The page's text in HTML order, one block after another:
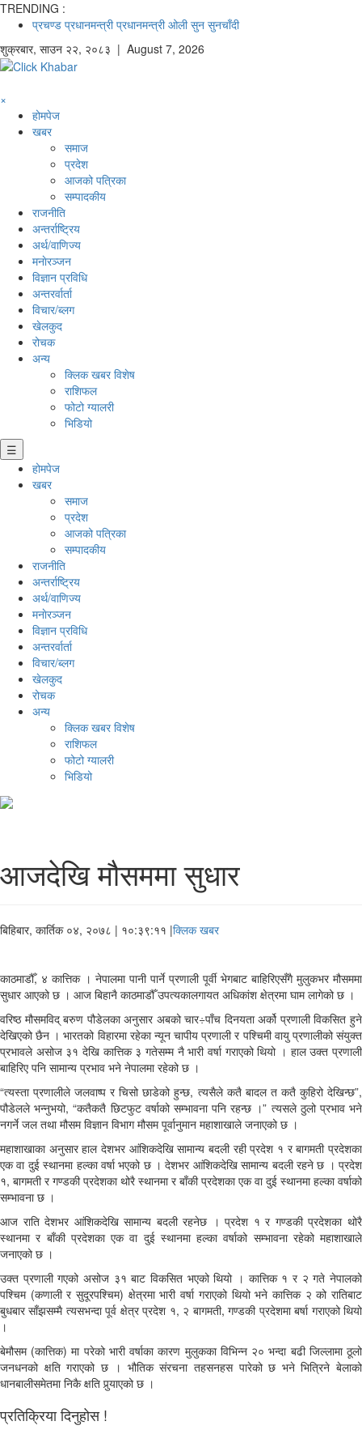
TRENDING :
प्रचण्ड प्रधानमन्त्री प्रधानमन्त्री ओली सुन सुनचाँदी
शुक्रबार, साउन २२, २०८३ | August 7, 2026
×
होमपेज
खबर
समाज
प्रदेश
आजको पत्रिका
सम्पादकीय
राजनीति
अन्तर्राष्ट्रिय
अर्थ/वाणिज्य
मनाेरञ्जन
विज्ञान प्रविधि
अन्तरर्वार्ता
विचार/ब्लग
खेलकुद
रोचक
अन्य
क्लिक खबर विशेष
राशिफल
फोटो ग्यालरी
भिडियो
☰
होमपेज
खबर
समाज
प्रदेश
आजको पत्रिका
सम्पादकीय
राजनीति
अन्तर्राष्ट्रिय
अर्थ/वाणिज्य
मनाेरञ्जन
विज्ञान प्रविधि
अन्तरर्वार्ता
विचार/ब्लग
खेलकुद
रोचक
अन्य
क्लिक खबर विशेष
राशिफल
फोटो ग्यालरी
भिडियो
आजदेखि मौसममा सुधार
बिहिबार, कार्तिक ०४, २०७८ | १०:३९:११ |क्लिक खबर
काठमाडौँ, ४ कात्तिक । नेपालमा पानी पार्ने प्रणाली पूर्वी भेगबाट बाहिरिएसँगै मुलुकभर मौसममा
सुधार आएको छ । आज बिहानै काठमाडौँ उपत्यकालगायत अधिकांश क्षेत्रमा घाम लागेको छ ।
वरिष्ठ मौसमविद् बरुण पौडेलका अनुसार अबको चार÷पाँच दिनयता अर्को प्रणाली विकसित हुने
देखिएको छैन । भारतको विहारमा रहेका न्यून चापीय प्रणाली र पश्चिमी वायु प्रणालीको संयुक्त
प्रभावले असोज ३१ देखि कात्तिक ३ गतेसम्म नै भारी वर्षा गराएको थियो । हाल उक्त प्रणाली
बाहिरिए पनि सामान्य प्रभाव भने नेपालमा रहेको छ ।
“त्यस्ता प्रणालीले जलवाष्प र चिसो छाडेको हुन्छ, त्यसैले कतै बादल त कतै कुहिरो देखिन्छ”,
पौडेलले भन्नुभयो, “कतैकतै छिटफुट वर्षाको सम्भावना पनि रहन्छ ।” त्यसले ठुलो प्रभाव भने
नगर्ने जल तथा मौसम विज्ञान विभाग मौसम पूर्वानुमान महाशाखाले जनाएको छ ।
महाशाखाका अनुसार हाल देशभर आंशिकदेखि सामान्य बदली रही प्रदेश १ र बागमती प्रदेशका
एक वा दुई स्थानमा हल्का वर्षा भएको छ । देशभर आंशिकदेखि सामान्य बदली रहने छ । प्रदेश
१, बागमती र गण्डकी प्रदेशका थोरै स्थानमा र बाँकी प्रदेशका एक वा दुई स्थानमा हल्का वर्षाको
सम्भावना छ ।
आज राति देशभर आंशिकदेखि सामान्य बदली रहनेछ । प्रदेश १ र गण्डकी प्रदेशका थोरै
स्थानमा र बाँकी प्रदेशका एक वा दुई स्थानमा हल्का वर्षाको सम्भावना रहेको महाशाखाले
जनाएको छ ।
उक्त प्रणाली गएको असोज ३१ बाट विकसित भएको थियो । कात्तिक १ र २ गते नेपालको
पश्चिम (कणाली र सुदूरपश्चिम) क्षेत्रमा भारी वर्षा गराएको थियो भने कात्तिक २ को रातिबाट
बुधबार साँझसम्मै त्यसभन्दा पूर्व क्षेत्र प्रदेश १, २ बागमती, गण्डकी प्रदेशमा बर्षा गराएको थियो
।
बेमौसम (कात्तिक) मा परेको भारी वर्षाका कारण मुलुकका विभिन्न २० भन्दा बढी जिल्लामा ठूलो
जनधनको क्षति गराएको छ । भौतिक संरचना तहसनहस पारेको छ भने भित्रिने बेलाको
धानबालीसमेतमा निकै क्षति पुर्‍याएको छ ।
प्रतिक्रिया दिनुहोस !